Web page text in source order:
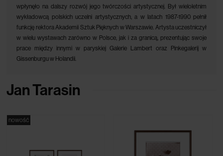
wpłynęło na dalszy rozwój jego twórczości artystycznej. Był wieloletnim
wykładowcą polskich uczelni artystycznych, a w latach 1987-1990 pełnił
funkcję rektora Akademii Sztuk Pięknych w Warszawie. Artysta uczestniczył
w wielu wystawach zarówno w Polsce, jak i za granicą, prezentując swoje
prace między innymi w paryskiej Galerie Lambert oraz Pinkegalerij w
Gissenburgu w Holandii.
Jan Tarasin
nowość